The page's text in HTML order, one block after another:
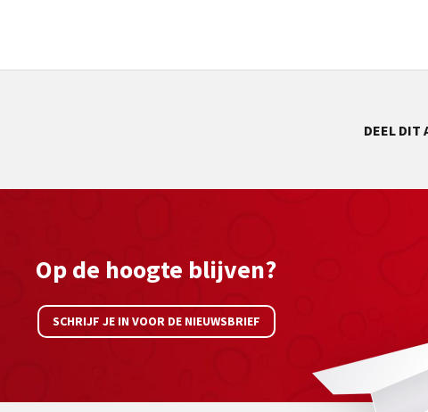
DEEL DIT
Op de hoogte blijven?
SCHRIJF JE IN VOOR DE NIEUWSBRIEF